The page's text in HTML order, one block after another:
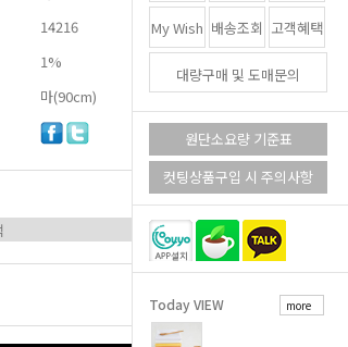
My Wish 배송조회 고객혜택
대량구매 및 도매문의
원단소요량 기준표
컷팅상품구입 시 주의사항
Today VIEW more
14216
1%
마(90cm)
총 상품 금액